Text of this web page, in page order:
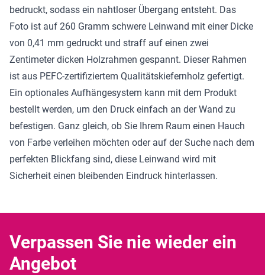
bedruckt, sodass ein nahtloser Übergang entsteht. Das
Foto ist auf 260 Gramm schwere Leinwand mit einer Dicke
von 0,41 mm gedruckt und straff auf einen zwei
Zentimeter dicken Holzrahmen gespannt. Dieser Rahmen
ist aus PEFC-zertifiziertem Qualitätskiefernholz gefertigt.
Ein optionales Aufhängesystem kann mit dem Produkt
bestellt werden, um den Druck einfach an der Wand zu
befestigen. Ganz gleich, ob Sie Ihrem Raum einen Hauch
von Farbe verleihen möchten oder auf der Suche nach dem
perfekten Blickfang sind, diese Leinwand wird mit
Sicherheit einen bleibenden Eindruck hinterlassen.
Verpassen Sie nie wieder ein
Angebot